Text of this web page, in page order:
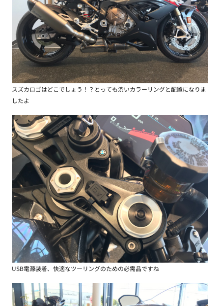
スズカロゴはどこでしょう！？とっても渋いカラーリングと配置になりま
したよ
USB電源装着、快適なツーリングのための必需品ですね